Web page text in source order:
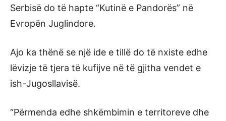
Serbisë do të hapte “Kutinë e Pandorës” në
Evropën Juglindore.
Ajo ka thënë se një ide e tillë do të nxiste edhe
lëvizje të tjera të kufijve në të gjitha vendet e
ish-Jugosllavisë.
“Përmenda edhe shkëmbimin e territoreve dhe